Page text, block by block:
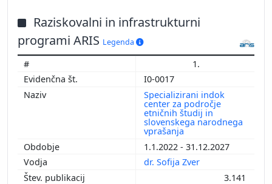
Raziskovalni in infrastrukturni
programi ARIS Legenda
1.
I0-0017
Specializirani indok
center za področje
etničnih študij in
slovenskega narodnega
vprašanja
1.1.2022 - 31.12.2027
dr. Sofija Zver
3.141